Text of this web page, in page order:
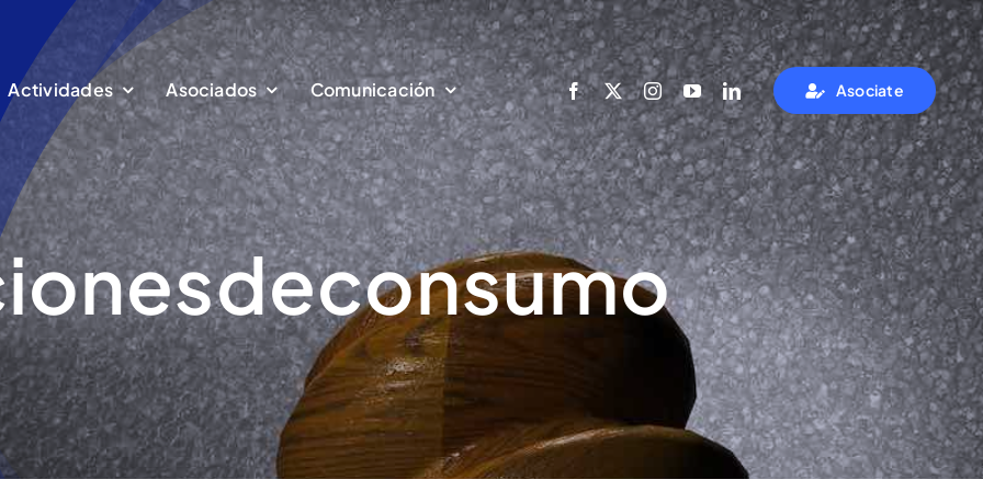
Actividades
Congresos
Ver más
Eventos
Ver más
Jornadas
Ver más
Asociados Comunicación
Comunicados
Ver más
Declaraciones
Ver más
Mesa salarial
Ver más
Asociate